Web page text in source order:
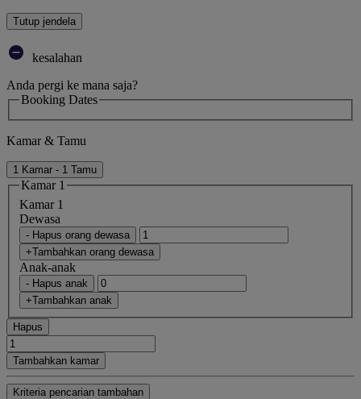
Tutup jendela
kesalahan
Anda pergi ke mana saja?
Booking Dates
Kamar & Tamu
1 Kamar - 1 Tamu
Kamar 1
Kamar 1
Dewasa
- Hapus orang dewasa
+Tambahkan orang dewasa
Anak-anak
- Hapus anak
+Tambahkan anak
Hapus
Tambahkan kamar
Kriteria pencarian tambahan